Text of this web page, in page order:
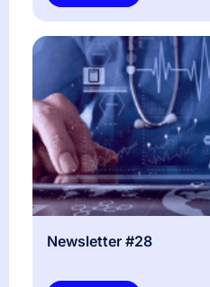
Newsletter #28